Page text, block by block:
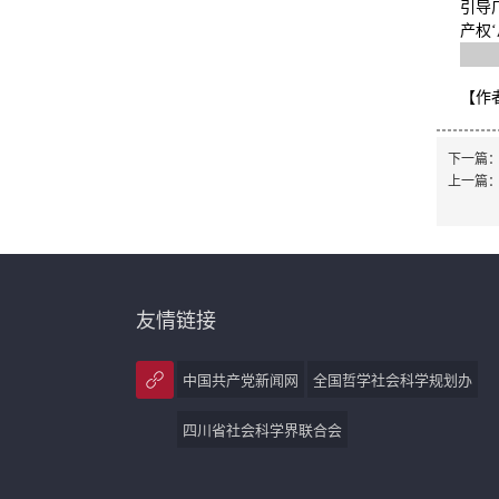
引导
产权
【作
下一篇
上一篇
友情链接
中国共产党新闻网 全国哲学社会科学规划办
四川省社会科学界联合会